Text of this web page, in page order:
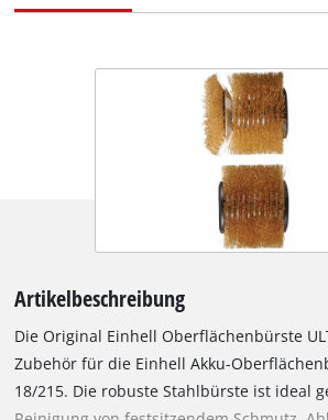
Artikelbeschreibung
Die Original Einhell Oberflächenbürste
Zubehör für die Einhell Akku-
18/215. Die robuste Stahlbürste ist ideal